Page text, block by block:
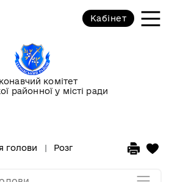
комітет
районної у місті ради
Кабінет
голови Розпорядження за 2025
за 2016 рік